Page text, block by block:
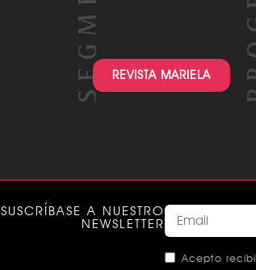
REVISTA MARIELA
SUSCRÍBASE A NUESTRO
NEWSLETTER
Acepto